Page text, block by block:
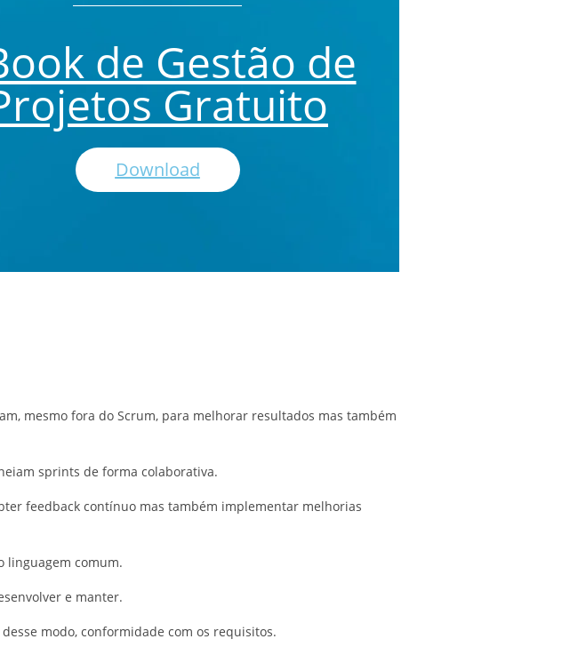
de Gestão de
Gratuito
Download
mesmo fora do Scrum, para melhorar resultados mas também
sprints de forma colaborativa.
feedback contínuo mas também implementar melhorias
linguagem comum.
e manter.
modo, conformidade com os requisitos.